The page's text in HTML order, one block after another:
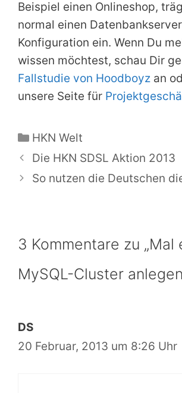
Beispiel einen Onlineshop,
normal einen
Konfiguration ein. Wenn Du
wissen möchtest, schau Dir
Fallstudie von Hoodboyz an
unsere Seite für
Kategorien
HKN Welt
Die HKN SDSL Aktion 2013
So nutzen die Deutschen
3 Kommentare zu „Mal
MySQL-Cluster
DS
20 Februar, 2013 um 8:26 Uhr